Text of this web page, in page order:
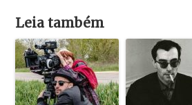
Leia também